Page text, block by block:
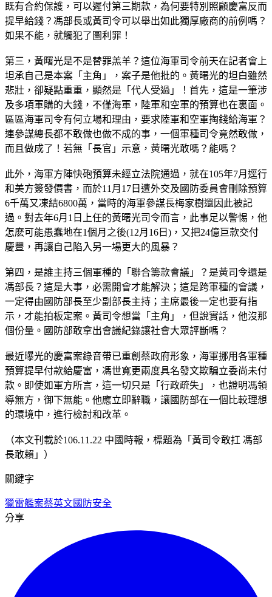
既有合約保護，可以遲付第三期款，為何要特別照顧慶富反而
提早給錢？馮部長或黃司令可以舉出如此獨厚廠商的前例嗎？
如果不能，就觸犯了圖利罪！
第三，黃曙光是不是替罪羔羊？這位海軍司令前天在記者會上
坦承自己是本案「主角」，案子是他批的。黃曙光的坦白雖然
悲壯，卻疑點重重，顯然是「代人受過」！首先，這是一筆涉
及多項軍購的大錢，不僅海軍，陸軍和空軍的預算也在裏面。
區區海軍司令有何立場和理由，要求陸軍和空軍掏錢給海軍？
連參謀總長都不敢做也做不成的事，一個軍種司令竟然敢做，
而且做成了！若無「長官」示意，黃曙光敢嗎？能嗎？
此外，海軍方陣快砲預算未經立法院通過，就在105年7月逕行
和美方簽發價書，而於11月17日遭外交及國防委員會刪除預算
6千萬又凍結6800萬，當時的海軍參謀長梅家樹還因此被記
過。對去年6月1日上任的黃曙光司令而言，此事足以警惕，他
怎麽可能愚蠢地在1個月之後(12月16日)，又把24億巨款交付
慶豐，再讓自己陷入另一場更大的風暴？
第四，是誰主持三個軍種的「聯合籌款會議」？是黃司令還是
馮部長？這是大事，必需開會才能解決；這是跨軍種的會議，
一定得由國防部長至少副部長主持；主席最後一定也要有指
示，才能拍板定案。黃司令想當「主角」，但說實話，他沒那
個份量。國防部敢拿出會議紀錄讓社會大眾評斷嗎？
最近曝光的慶富案錄音帶已重創蔡政府形象，海軍挪用各軍種
預算提早付款給慶富，馮世寬更兩度具名發文欺騙立委尚未付
款。即使如軍方所言，這一切只是「行政疏失」，也證明馮領
導無方，御下無能。他應立即辭職，讓國防部在一個比較理想
的環境中，進行檢討和改革。
（本文刊載於106.11.22 中國時報，標題為「黃司令敢扛 馮部
長敢賴」）
關鍵字
獵雷艦案蔡英文國防安全
分享